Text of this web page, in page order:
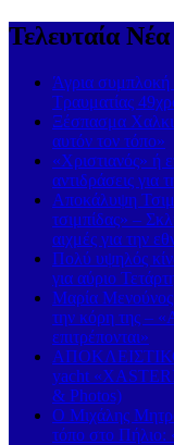
Τελευταία Νέα
Άγρια συμπλοκή
Τραυματίας
Ξέσπασμα
αυτόν τον τόπο»
«Χριστιανός» ή
αντιδράσεις για
Αποκάλυψη
τσιμπίδας» –
αιχμές για την
Πολύ υψηλός
για αύριο
Μαρία
την κόρη της –
επιτρέπονται»
ΑΠΟΚΛΕΙΣΤΙΚΟ:
yacht
& Photos)
Ο Μιχάλης
τόπο στο Πήλιο: